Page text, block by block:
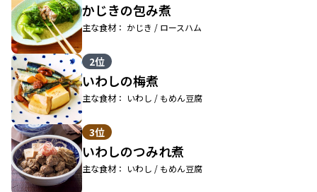
かじきの包み煮
主な食材： かじき / ロースハム
2位
いわしの梅煮
主な食材： いわし / もめん豆腐
3位
いわしのつみれ煮
主な食材： いわし / もめん豆腐